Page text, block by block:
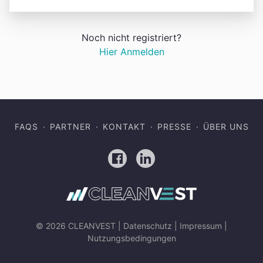
Noch nicht registriert?
Hier Anmelden
FAQS PARTNER KONTAKT PRESSE ÜBER UNS
FacebookLinkedIn
© 2026 CLEANVEST | Datenschutz Impressum
Nutzungsbedingungen